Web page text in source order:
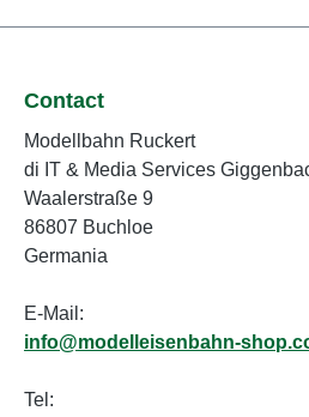
Contact
Modellbahn Ruckert
di IT & Media Services
Waalerstraße 9
86807 Buchloe
Germania
E-Mail:
info@modelleisenbahn-
Tel: